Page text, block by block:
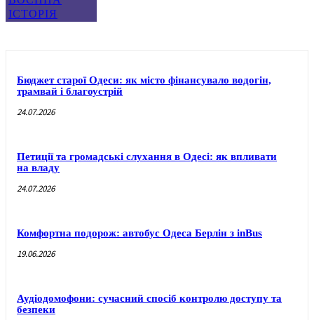
ІСТОРІЯ
Бюджет старої Одеси: як місто фінансувало водогін,
трамвай і благоустрій
24.07.2026
Петиції та громадські слухання в Одесі: як впливати
на владу
24.07.2026
Комфортна подорож: автобус Одеса Берлін з inBus
19.06.2026
Аудіодомофони: сучасний спосіб контролю доступу та
безпеки